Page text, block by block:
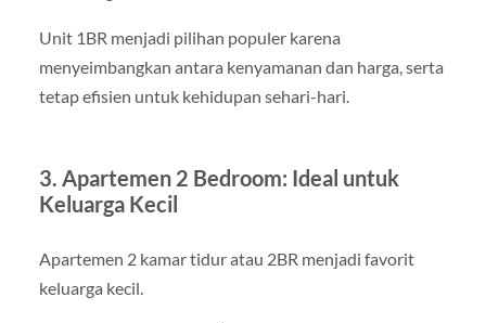
Unit 1BR menjadi pilihan populer karena
menyeimbangkan antara kenyamanan dan harga, serta
tetap efisien untuk kehidupan sehari-hari.
3. Apartemen 2 Bedroom: Ideal untuk
Keluarga Kecil
Apartemen 2 kamar tidur atau 2BR menjadi favorit
keluarga kecil.